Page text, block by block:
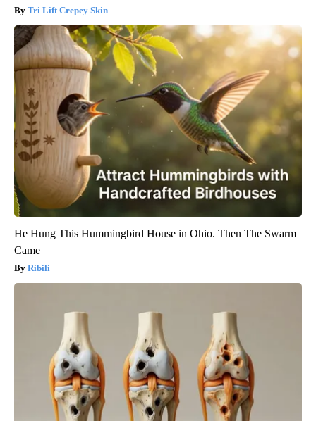
Tri Lift Crepey Skin
He Hung This Hummingbird House in Ohio. Then The Swarm
Came
Ribili